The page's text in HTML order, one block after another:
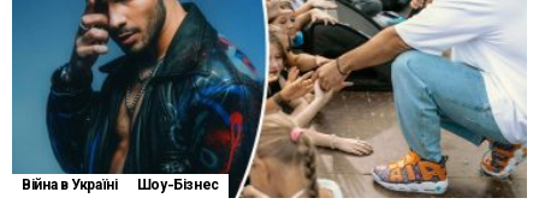
Війна в Україні Шоу-Бізнес